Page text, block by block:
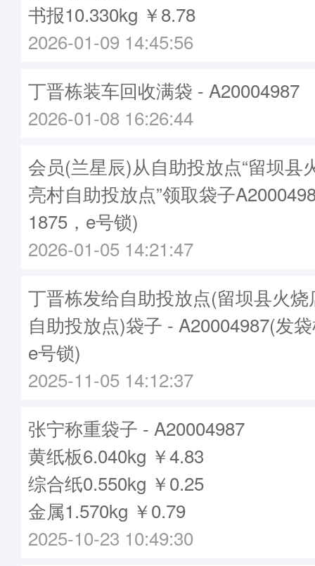
书报10.330kg ￥8.78
2026-01-09 14:45:56
丁晋栋装车回收满袋 - A20004987
2026-01-08 16:26:44
会员(兰星辰)从自助投放点“留坝县
亮村自助投放点”领取袋子
1875，e号锁)
2026-01-05 14:21:47
丁晋栋发给自助投放点(留坝县火
自助投放点)袋子 - A20004987(发
e号锁)
2025-11-05 14:12:37
张宁称重袋子 - A20004987
黄纸板6.040kg ￥4.83
综合纸0.550kg ￥0.25
金属1.570kg ￥0.79
2025-10-23 10:49:30